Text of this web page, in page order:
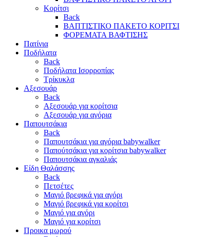
Κορίτσι
Back
ΒΑΠΤΙΣΤΙΚΟ ΠΑΚΕΤΟ ΚΟΡΙΤΣΙ
ΦΟΡΕΜΑΤΑ ΒΑΦΤΙΣΗΣ
Πατίνια
Ποδήλατα
Back
Ποδήλατα Ισορροπίας
Τρίκυκλα
Αξεσουάρ
Back
Αξεσουάρ για κορίτσια
Αξεσουάρ για αγόρια
Παπουτσάκια
Back
Παπουτσάκια για αγόρια babywalker
Παπούτσάκια για κορίτσια babywalker
Παπουτσάκια αγκαλιάς
Είδη Θαλάσσης
Back
Πετσέτες
Μαγιό βρεφικά για αγόρι
Μαγιό βρεφικά για κορίτσι
Μαγιό για αγόρι
Μαγιό για κορίτσι
Προικα μωρού